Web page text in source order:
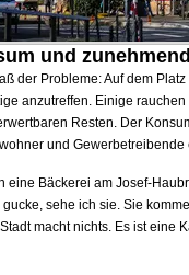
und
der Probleme: Auf dem
anzutreffen. Einige
Resten. Der
und
eine Bäckerei am Josef-
sehe ich sie. Sie
macht nichts. Es ist eine